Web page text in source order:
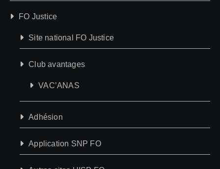
FO Justice
Site national FO Justice
Club avantages
VAC’ANAS
Adhésion
Application SNP FO